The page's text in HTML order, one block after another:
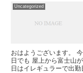
Uncategorized
おはようございます。
日でも 屋上から富士山
日はイレギュラーで出